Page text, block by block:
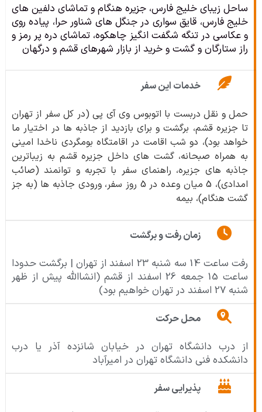
ساحل زیبای خلیج فارس، جزیره هنگام و تماشای دلفین های
خلیج فارس، قایق سواری در جنگل های شناور حرا، پیاده روی
و عکاسی در تنگه شگفت انگیز چاهکوه، تماشای دره پر رمز و
راز ستارگان و گشت و خرید از بازار شهرهای قشم و درگهان
خدمات این سفر
حمل و نقل دربست با اتوبوس وی آی پی (در کل سفر از تهران
تا جزیره قشم، برگشت و برای بازدید از جاذبه ها در اختیار ما
خواهد بود)، دو شب اقامت در اقامتگاه بومگردی ناخدا امینی
به همراه صبحانه، گشت های داخل جزیره قشم به زیباترین
جاذبه های جزیره، راهنمای سفر با تجربه و توانمند (صائب
امدادی)، 5 میان وعده در 5 روز سفر، ورودی جاذبه ها (به جز
گشت هنگام)، بیمه
زمان رفت و برگشت
رفت ساعت 14 سه شنبه 23 اسفند از تهران | برگشت حدودا
ساعت 15 جمعه 26 اسفند از قشم (انشاالله پیش از ظهر
شنبه 27 اسفند در تهران خواهیم بود)
محل حرکت
از درب دانشگاه تهران در خیابان شانزده آذر یا درب
دانشکده فنی دانشگاه تهران در امیرآباد
پذیرایی سفر